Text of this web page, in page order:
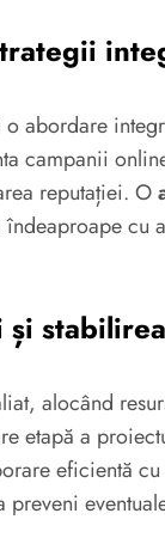
abordare
campanii
reputației. O
cu
alocând
etapă a
eficientă cu